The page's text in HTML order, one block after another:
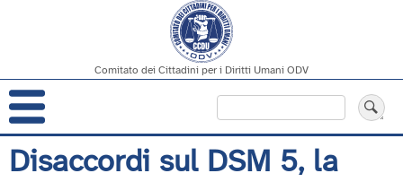
Salta
al
Comitato dei Cittadini per i Diritti Umani ODV
Navigazione
principale
Disaccordi sul DSM 5, la